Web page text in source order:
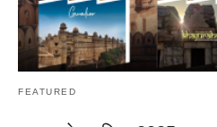
FEATURED